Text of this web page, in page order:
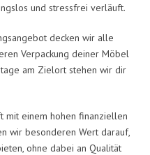
und stressfrei verläuft.
decken wir alle
Verpackung deiner Möbel
am Zielort stehen wir dir
mit einem hohen finanziellen
wir besonderen Wert darauf,
ohne dabei an Qualität